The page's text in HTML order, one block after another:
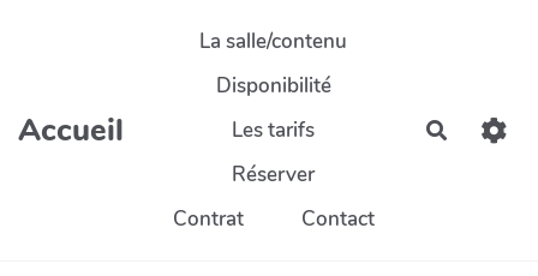
Aller au contenu principal
Accueil
La salle/contenu
Disponibilité
Les tarifs
Réserver
Contrat
Contact